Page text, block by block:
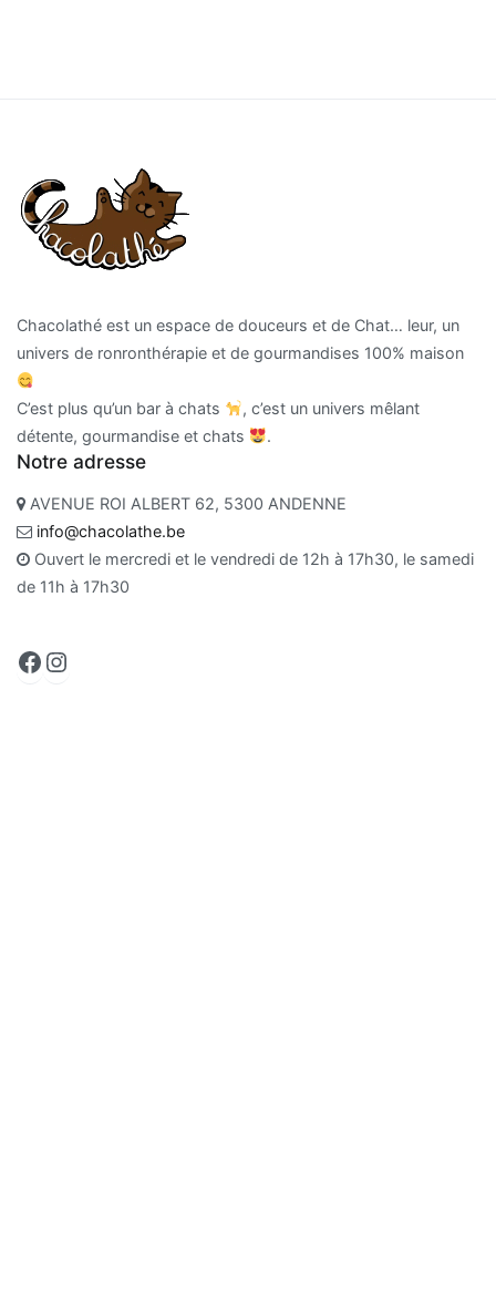
Chacolathé est un espace de douceurs et de Chat… leur, un
univers de ronronthérapie et de gourmandises 100% maison
C’est plus qu’un bar à chats
, c’est un univers mêlant
détente, gourmandise et chats
.
Notre adresse
AVENUE ROI ALBERT 62, 5300 ANDENNE
info@chacolathe.be
Ouvert le mercredi et le vendredi de 12h à 17h30, le samedi
de 11h à 17h30
Facebook